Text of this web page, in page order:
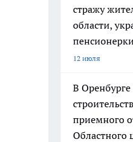
стражу
области,
12 июля
В Оренбурге
приемного
Областного